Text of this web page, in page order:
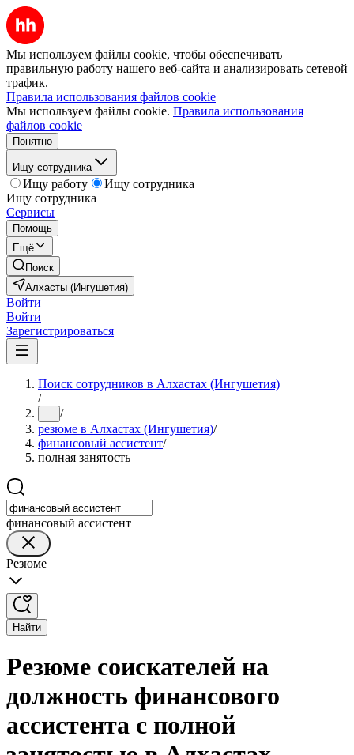
Мы используем файлы cookie, чтобы обеспечивать
правильную работу нашего веб-сайта и анализировать сетевой
трафик.
Правила использования файлов cookie
Мы используем файлы cookie. Правила использования
файлов cookie
Понятно
Ищу сотрудника
Ищу работу
Ищу сотрудника
Ищу сотрудника
Сервисы
Помощь
Ещё
Поиск
Алхасты (Ингушетия)
Войти
Войти
Зарегистрироваться
Поиск сотрудников в Алхастах (Ингушетия)
/
... /
резюме в Алхастах (Ингушетия)/
финансовый ассистент/
полная занятость
финансовый ассистент
Резюме
Найти
Резюме соискателей на
должность финансового
ассистента с полной